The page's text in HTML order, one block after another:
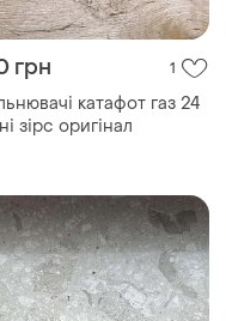
грн 1
катафот газ 24
зірс оригінал